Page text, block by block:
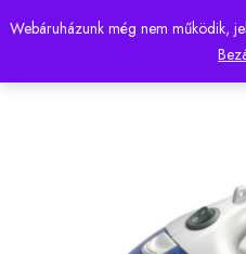
Webáruházunk még nem működik,